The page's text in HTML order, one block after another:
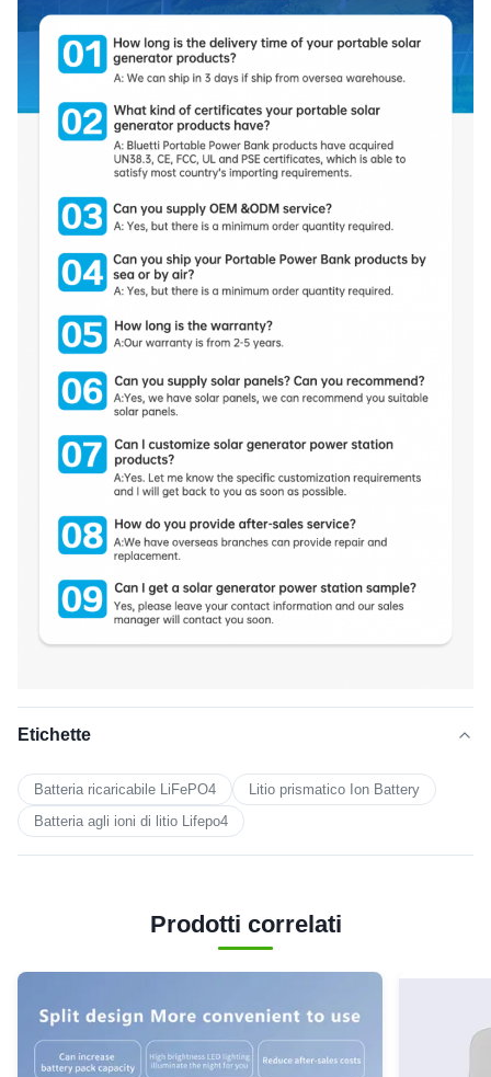
Etichette
Batteria ricaricabile LiFePO4
Litio prismatico Ion Battery
Batteria agli ioni di litio Lifepo4
Prodotti correlati